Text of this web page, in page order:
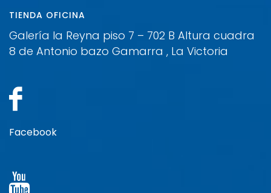
TIENDA OFICINA
Galería la Reyna piso 7 – 702 B Altura cuadra
8 de Antonio bazo Gamarra , La Victoria
Facebook